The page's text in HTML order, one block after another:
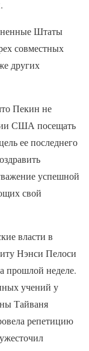
Штаты
совместных
других
Пекин не
США посещать
ее последнего
успешной
свой
власти в
Нэнси Пелоси
прошлой неделе.
учений у
Тайваня
репетицию